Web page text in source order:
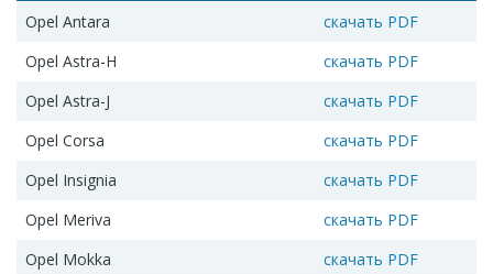
Opel Antara
скачать PDF
Opel Astra-H
скачать PDF
Opel Astra-J
скачать PDF
Opel Corsa
скачать PDF
Opel Insignia
скачать PDF
Opel Meriva
скачать PDF
Opel Mokka
скачать PDF